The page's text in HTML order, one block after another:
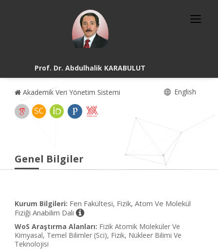
Prof. Dr. Abdulhalik KARABULUT
Akademik Veri Yönetim Sistemi English
Genel Bilgiler
Kurum Bilgileri: Fen Fakültesi, Fizik, Atom Ve Molekül
Fiziği Anabilim Dalı
WoS Araştırma Alanları: Fizik Atomik Moleküler Ve
Kimyasal, Temel Bilimler (Sci), Fizik, Nükleer Bilimi Ve
Teknolojisi